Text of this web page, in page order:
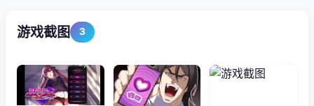
游戏截图 3